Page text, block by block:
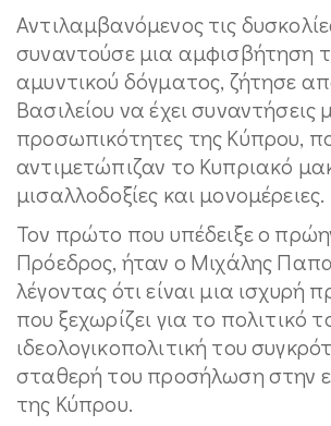
Αντιλαμβανόμενος τις
συναντούσε μια αμφισβήτηση
αμυντικού δόγματος, ζήτησε
Βασιλείου να έχει συναντήσεις
προσωπικότητες της Κύπρου,
αντιμετώπιζαν το Κυπριακό
μισαλλοδοξίες και μονομέρειες.
Τον πρώτο που υπέδειξε ο
Πρόεδρος, ήταν ο Μιχάλης
λέγοντας ότι είναι μια ισχυρή
που ξεχωρίζει για το πολιτικό
ιδεολογικοπολιτική του
σταθερή του προσήλωση στην
της Κύπρου.